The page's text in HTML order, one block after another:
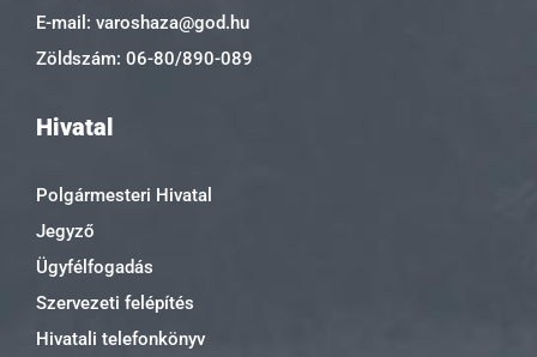
E-mail: varoshaza@god.hu
Zöldszám: 06-80/890-089
Hivatal
Polgármesteri Hivatal
Jegyző
Ügyfélfogadás
Szervezeti felépítés
Hivatali telefonkönyv